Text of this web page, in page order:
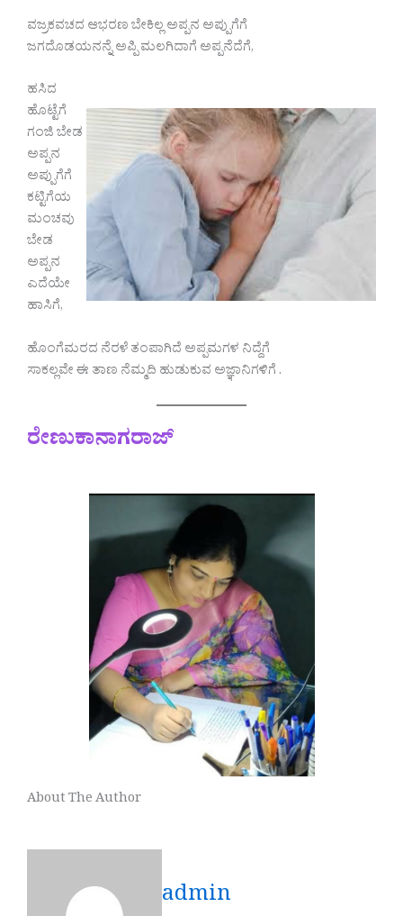
ವಜ್ರಕವಚದ ಆಭರಣ ಬೇಕಿಲ್ಲ ಅಪ್ಪನ ಅಪ್ಪುಗೆಗೆ
ಜಗದೊಡಯನನ್ನೆ ಅಪ್ಪಿ ಮಲಗಿದಾಗೆ ಅಪ್ಪನೆದೆಗೆ,
ಹಸಿದ
ಹೊಟ್ಟೆಗೆ
ಗಂಜಿ ಬೇಡ
ಅಪ್ಪನ
ಅಪ್ಪುಗೆಗೆ
ಕಟ್ಟಿಗೆಯ
ಮಂಚವು
ಬೇಡ
ಅಪ್ಪನ
ಎದೆಯೇ
ಹಾಸಿಗೆ,
ಹೊಂಗೆಮರದ ನೆರಳೆ ತಂಪಾಗಿದೆ ಅಪ್ಪಮಗಳ ನಿದ್ದೆಗೆ
ಸಾಕಲ್ಲವೇ ಈ ತಾಣ ನೆಮ್ಮದಿ ಹುಡುಕುವ ಅಜ್ಞಾನಿಗಳಿಗೆ .
ರೇಣುಕಾನಾಗರಾಜ್
About The Author
admin